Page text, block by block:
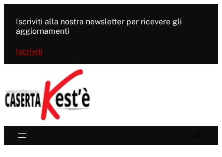
contenuto
Iscriviti alla nostra newsletter per ricevere gli
aggiornamenti
Iscriviti